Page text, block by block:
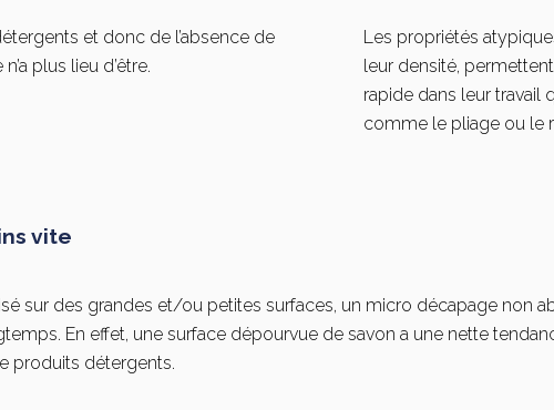
et donc de l’absence de
plus lieu d’être.
Les propriétés
leur densité,
rapide dans leur travail
comme le pliage ou le
vite
sur des grandes et/ou petites surfaces, un micro décapage non
En effet, une surface dépourvue de savon a une nette
produits détergents.